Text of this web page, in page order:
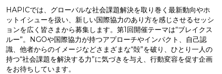
HAPICでは、グローバルな社会課題解決を取り巻く最新動向やホ
ットイシューを扱い、新しい国際協力のあり方を感じさせるセッシ
ョンを広く皆さまから募集します。第1回開催テーマは“ブレイクス
ルー”。NGOや国際協力が持つアプローチやインパクト、自己認
識、他者からのイメージなどさまざまな“殻”を破り、ひとり一人の
持つ“社会課題を解決する力”に気づきを与え、行動変容を促す企画
をお待ちしています。